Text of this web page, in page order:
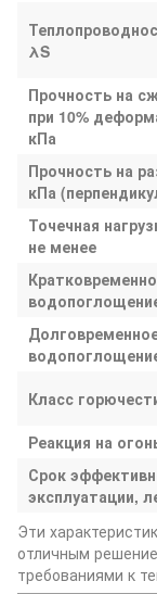
λS
Прочность на
при 10%
кПа
Прочность на
кПа
Точечная
не менее
Класс
Реакция на
Срок
эксплуатации,
Эти
отличным
требованиями к